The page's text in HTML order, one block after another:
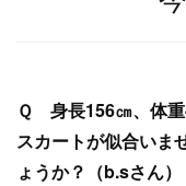
Ｑ 身長156㎝、体
スカートが似合いま
ょうか？（b.sさん）